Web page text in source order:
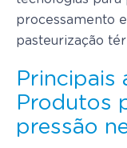
processamento
pasteurização
Principais
Produtos
pressão